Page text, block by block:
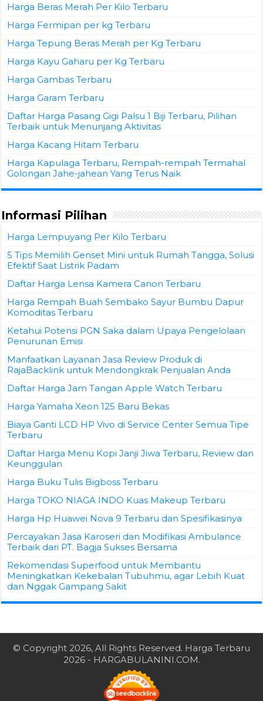
Harga Beras Merah Per Kilo Terbaru
Harga Fermipan per kg Terbaru
Harga Tepung Beras Merah per Kg Terbaru
Harga Kayu Gaharu per Kg Terbaru
Harga Gambas Terbaru
Harga Garam Terbaru
Daftar Harga Pasang Gigi Palsu 1 Biji Terbaru, Pilihan
Terbaik untuk Menunjang Aktivitas
Harga Kacang Hitam Terbaru
Harga Kapulaga Terbaru, Rempah-rempah Termahal
Golongan Jahe-jahean Yang Terus Naik
Informasi Pilihan
Harga Lempuyang Per Kilo Terbaru
5 Tips Memilih Genset Mini untuk Rumah Tangga, Solusi
Efektif Saat Listrik Padam
Daftar Harga Lensa Kamera Canon Terbaru
Harga Rempah Buah Sembako Sayur Bumbu Dapur
Komoditas Terbaru
Ketahui Potensi PGN Saka dalam Upaya Pengelolaan
Penurunan Emisi
Manfaatkan Layanan Jasa Review Produk di
RajaBacklink untuk Mendongkrak Penjualan Anda
Daftar Harga Jam Tangan Apple Watch Terbaru
Harga Yamaha Xeon 125 Baru Bekas
Biaya Ganti LCD HP Vivo di Service Center Semua Tipe
Terbaru
Daftar Harga Menu Kopi Janji Jiwa Terbaru, Review dan
Keunggulan
Harga Buku Tulis Bigboss Terbaru
Harga TOKO NIAGA INDO Kuas Makeup Terbaru
Harga Hp Huawei Nova 9 Terbaru dan Spesifikasinya
Percayakan Jasa Karoseri dan Modifikasi Ambulance
Terbaik dari PT. Bagja Sukses Bersama
Rekomendasi Superfood untuk Membantu
Meningkatkan Kekebalan Tubuhmu, agar Lebih Kuat
dan Nggak Gampang Sakit
© Copyright 2026, All Rights Reserved. Harga Terbaru
2026- HARGABULANINI.COM.